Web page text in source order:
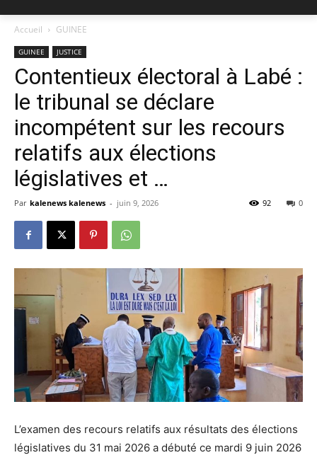
Accueil GUINEE
GUINEE JUSTICE
Contentieux électoral à Labé :
le tribunal se déclare
incompétent sur les recours
relatifs aux élections
législatives et …
Par kalenews kalenews - juin 9, 2026 0
92
L’examen des recours relatifs aux résultats des élections
législatives du 31 mai 2026 a débuté ce mardi 9 juin 2026